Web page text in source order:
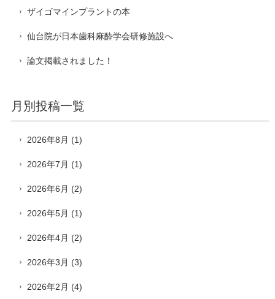
ザイゴマインプラントの本
仙台院が日本歯科麻酔学会研修施設へ
論文掲載されました！
月別投稿一覧
2026年8月 (1)
2026年7月 (1)
2026年6月 (2)
2026年5月 (1)
2026年4月 (2)
2026年3月 (3)
2026年2月 (4)